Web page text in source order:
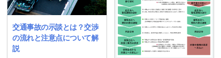
交通事故の示談とは？交渉
の流れと注意点について解
説